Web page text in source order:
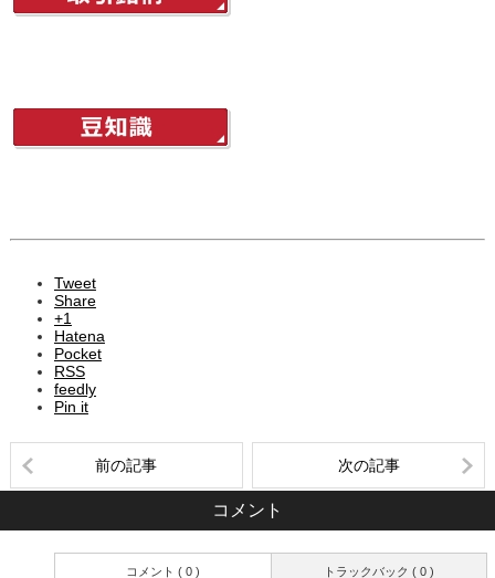
Tweet
Share
+1
Hatena
Pocket
RSS
feedly
Pin it
前の記事 次の記事
コメント
トラックバック ( 0 )
コメント ( 0 )